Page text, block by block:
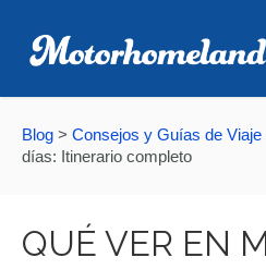
Blog > Consejos y Guías de Viaje
días: Itinerario completo
QUÉ VER EN